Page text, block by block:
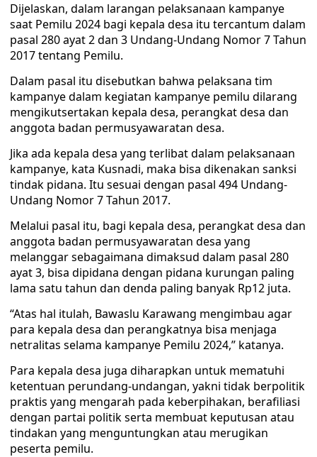
Dijelaskan, dalam larangan pelaksanaan kampanye
saat Pemilu 2024 bagi kepala desa itu tercantum dalam
pasal 280 ayat 2 dan 3 Undang-Undang Nomor 7 Tahun
2017 tentang Pemilu.
Dalam pasal itu disebutkan bahwa pelaksana tim
kampanye dalam kegiatan kampanye pemilu dilarang
mengikutsertakan kepala desa, perangkat desa dan
anggota badan permusyawaratan desa.
Jika ada kepala desa yang terlibat dalam pelaksanaan
kampanye, kata Kusnadi, maka bisa dikenakan sanksi
tindak pidana. Itu sesuai dengan pasal 494 Undang-
Undang Nomor 7 Tahun 2017.
Melalui pasal itu, bagi kepala desa, perangkat desa dan
anggota badan permusyawaratan desa yang
melanggar sebagaimana dimaksud dalam pasal 280
ayat 3, bisa dipidana dengan pidana kurungan paling
lama satu tahun dan denda paling banyak Rp12 juta.
“Atas hal itulah, Bawaslu Karawang mengimbau agar
para kepala desa dan perangkatnya bisa menjaga
netralitas selama kampanye Pemilu 2024,” katanya.
Para kepala desa juga diharapkan untuk mematuhi
ketentuan perundang-undangan, yakni tidak berpolitik
praktis yang mengarah pada keberpihakan, berafiliasi
dengan partai politik serta membuat keputusan atau
tindakan yang menguntungkan atau merugikan
peserta pemilu.